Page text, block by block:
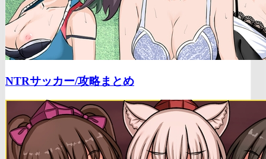
NTRサッカー/攻略まとめ